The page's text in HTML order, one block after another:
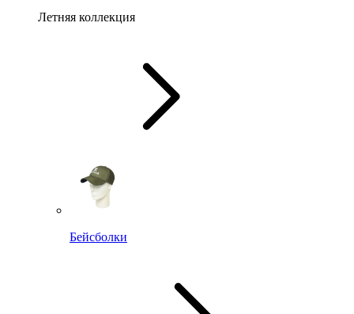
Летняя коллекция
Бейсболки